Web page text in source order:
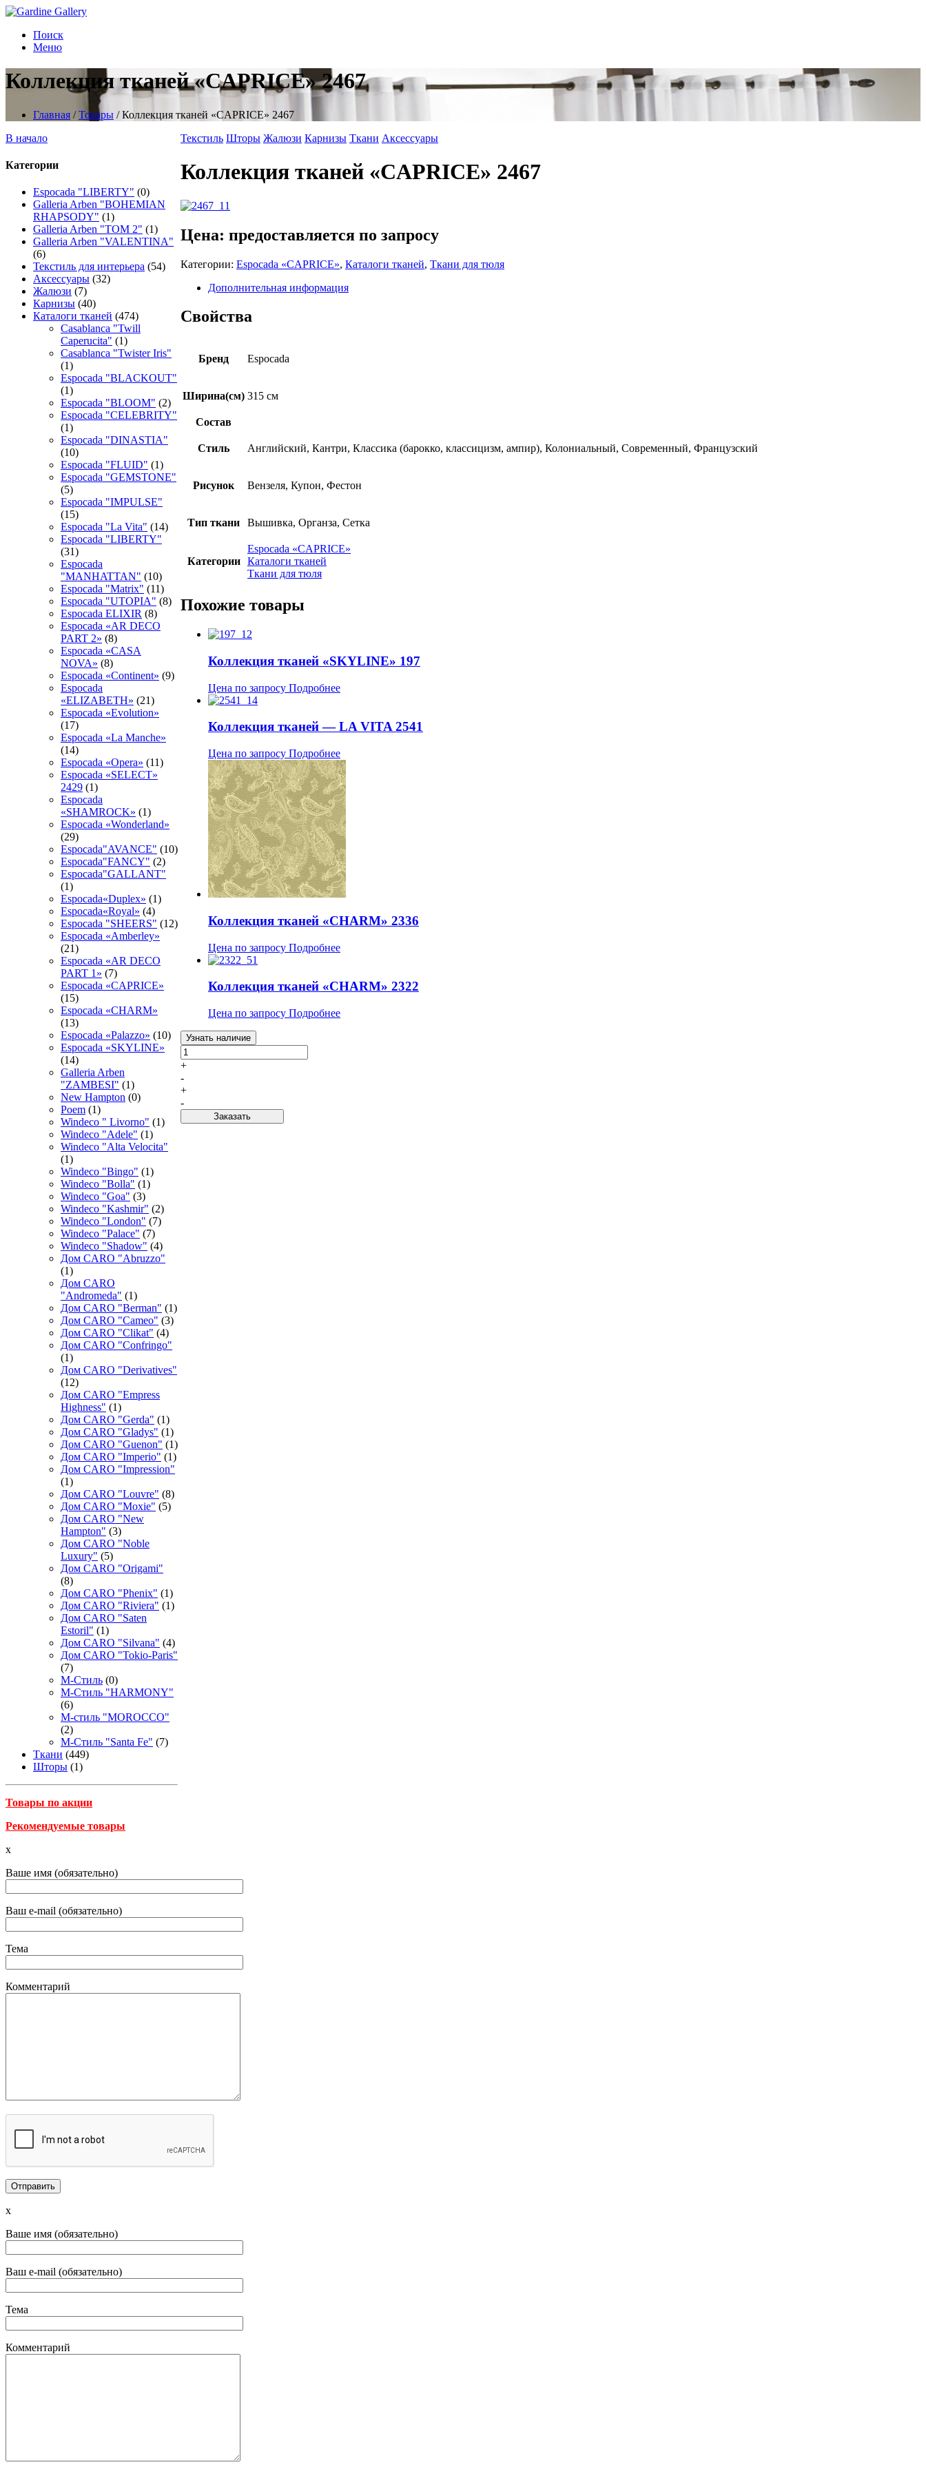
Поиск
Меню
Коллекция тканей «CAPRICE» 2467
Главная /Товары /Коллекция тканей «CAPRICE» 2467
В начало
Категории
Espocada "LIBERTY" (0)
Galleria Arben "BOHEMIAN
RHAPSODY" (1)
Galleria Arben "TOM 2" (1)
Galleria Arben "VALENTINA"
(6)
Текстиль для интерьера (54)
Аксессуары (32)
Жалюзи (7)
Карнизы (40)
Каталоги тканей (474)
Casablanca "Twill
Caperucita" (1)
Casablanca "Twister Iris"
(1)
Espocada "BLACKOUT"
(1)
Espocada "BLOOM" (2)
Espocada "CELEBRITY"
(1)
Espocada "DINASTIA"
(10)
Espocada "FLUID" (1)
Espocada "GEMSTONE"
(5)
Espocada "IMPULSE"
(15)
Espocada "La Vita" (14)
Espocada "LIBERTY"
(31)
Espocada
"MANHATTAN" (10)
Espocada "Matrix" (11)
Espocada "UTOPIA" (8)
Espocada ELIXIR (8)
Espocada «AR DECO
PART 2» (8)
Espocada «CASA
NOVA» (8)
Espocada «Continent» (9)
Espocada
«ELIZABETH» (21)
Espocada «Evolution»
(17)
Espocada «La Manche»
(14)
Espocada «Opera» (11)
Espocada «SELECT»
2429 (1)
Espocada
«SHAMROCK» (1)
Espocada «Wonderland»
(29)
Espocada"AVANCE" (10)
Espocada"FANCY" (2)
Espocada"GALLANT"
(1)
Espocada«Duplex» (1)
Espocada«Royal» (4)
Espocadа "SHEERS" (12)
Espocadа «Amberley»
(21)
Espocadа «AR DECO
PART 1» (7)
Espocadа «CAPRICE»
(15)
Espocadа «CHARM»
(13)
Espocadа «Palazzo» (10)
Espocadа «SKYLINE»
(14)
Galleria Arben
"ZAMBESI" (1)
New Hampton (0)
Poem (1)
Windeco " Livorno" (1)
Windeco "Adele" (1)
Windeco "Alta Velocita"
(1)
Windeco "Bingo" (1)
Windeco "Bolla" (1)
Windeco "Goa" (3)
Windeco "Kashmir" (2)
Windeco "London" (7)
Windeco "Palace" (7)
Windeco "Shadow" (4)
Дом CARO "Abruzzo"
(1)
Дом CARO
"Andromeda" (1)
Дом CARO "Berman" (1)
Дом CARO "Cameo" (3)
Дом CARO "Clikat" (4)
Дом CARO "Confringo"
(1)
Дом CARO "Derivatives"
(12)
Дом CARO "Empress
Highness" (1)
Дом CARO "Gerda" (1)
Дом CARO "Gladys" (1)
Дом CARO "Guenon" (1)
Дом CARO "Imperio" (1)
Дом CARO "Impression"
(1)
Дом CARO "Louvre" (8)
Дом CARO "Moxie" (5)
Дом CARO "New
Hampton" (3)
Дом CARO "Noble
Luxury" (5)
Дом CARO "Origami"
(8)
Дом CARO "Phenix" (1)
Дом CARO "Riviera" (1)
Дом CARO "Saten
Estoril" (1)
Дом CARO "Silvana" (4)
Дом CARO "Tokio-Paris"
(7)
М-Стиль (0)
М-Стиль "HARMONY"
(6)
М-стиль "MOROCCO"
(2)
М-Стиль "Santa Fe" (7)
Ткани (449)
Шторы (1)
Товары по акции
Рекомендуемые товары
Текстиль Шторы Жалюзи Карнизы Ткани Аксессуары
Коллекция тканей «CAPRICE» 2467
Цена: предоставляется по запросу
Категории: Espocadа «CAPRICE», Каталоги тканей, Ткани для тюля
Дополнительная информация
Свойства
Бренд Espocada
Ширина(см) 315 см
Состав
Стиль Английский, Кантри, Классика (барокко, классицизм, ампир), Колониальный, Современный, Французский
Рисунок Вензеля, Купон, Фестон
Тип ткани Вышивка, Органза, Сетка
Категории
Espocadа «CAPRICE»
Каталоги тканей
Ткани для тюля
Похожие товары
Коллекция тканей «SKYLINE» 197
Цена по запросу Подробнее
Коллекция тканей — LA VITA 2541
Цена по запросу Подробнее
Коллекция тканей «CHARM» 2336
Цена по запросу Подробнее
Коллекция тканей «CHARM» 2322
Цена по запросу Подробнее
Узнать наличие
+
-
+
-
Заказать
x
Ваше имя (обязательно)
Ваш e-mail (обязательно)
Тема
Комментарий
x
Ваше имя (обязательно)
Ваш e-mail (обязательно)
Тема
Комментарий